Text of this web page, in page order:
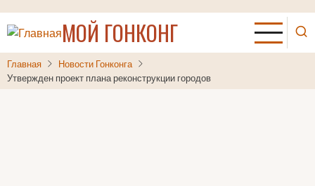
содержанию
МОЙ ГОНКОНГ
Главная
Новости Гонконга
Утвержден проект плана реконструкции городов